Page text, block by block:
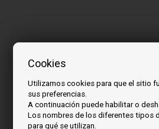
Cookies
Utilizamos cookies para que el sitio
sus preferencias.
A continuación puede habilitar o
Los nombres de los diferentes tipos
para qué se utilizan.